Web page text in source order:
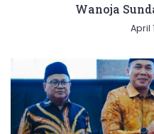
Wanoja
April